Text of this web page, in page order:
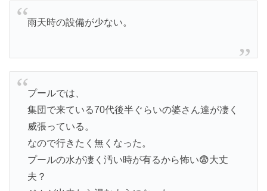
雨天時の設備が少ない。
プールでは、
集団で来ている70代後半ぐらいの婆さん達が凄く
威張っている。
なので行きたく無くなった。
プールの水が凄く汚い時が有るから怖い😨大丈
夫？